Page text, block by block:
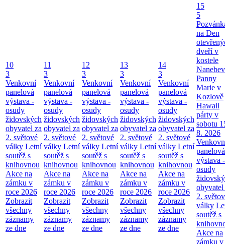
10
3
Venkovní
panelová
výstava -
osudy
židovských
obyvatel za
2. světové
války Letní
soutěž s
knihovnou
Akce na
zámku v
roce 2026
Zobrazit
všechny
záznamy
ze dne
11
3
Venkovní
panelová
výstava -
osudy
židovských
obyvatel za
2. světové
války Letní
soutěž s
knihovnou
Akce na
zámku v
roce 2026
Zobrazit
všechny
záznamy
ze dne
12
3
Venkovní
panelová
výstava -
osudy
židovských
obyvatel za
2. světové
války Letní
soutěž s
knihovnou
Akce na
zámku v
roce 2026
Zobrazit
všechny
záznamy
ze dne
13
3
Venkovní
panelová
výstava -
osudy
židovských
obyvatel za
2. světové
války Letní
soutěž s
knihovnou
Akce na
zámku v
roce 2026
Zobrazit
všechny
záznamy
ze dne
14
3
Venkovní
panelová
výstava -
osudy
židovských
obyvatel za
2. světové
války Letní
soutěž s
knihovnou
Akce na
zámku v
roce 2026
Zobrazit
všechny
záznamy
ze dne
15
5
na Den
dveří v
kostele
Panny
Marie v
Kozlově
Hawaii
párty v
sobotu
8. 2026
panelová
výstava -
osudy
obyvatel
2.
války
soutěž s
Akce na
zámku v